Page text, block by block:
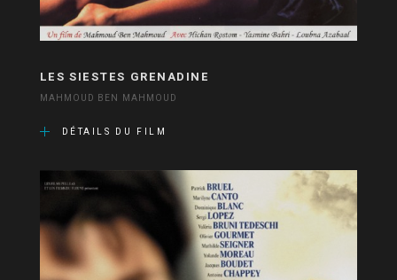
LES SIESTES GRENADINE
MAHMOUD BEN MAHMOUD
DÉTAILS DU FILM